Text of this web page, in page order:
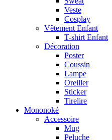
Veste
Cosplay
Vêtement Enfant
T-shirt Enfant
Décoration
Poster
Coussin
Lampe
Oreiller
Sticker
Tirelire
Mononoké
Accessoire
Mug
Peluche